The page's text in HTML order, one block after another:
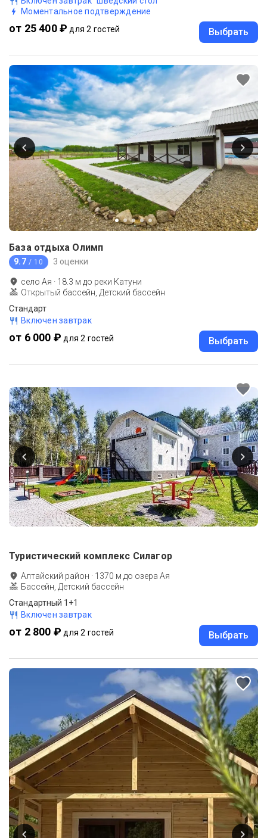
Моментальное подтверждение
от 25 400 ₽ для 2 гостей Выбрать
База отдыха Олимп
9.7 / 10 3 оценки
село Ая · 18.3 м до реки Катуни
Открытый бассейн, Детский бассейн
Стандарт
Включен завтрак
от 6 000 ₽ для 2 гостей Выбрать
Туристический комплекс Силагор
Алтайский район · 1370 м до озера Ая
Бассейн, Детский бассейн
Стандартный 1+1
Включен завтрак
от 2 800 ₽ для 2 гостей Выбрать